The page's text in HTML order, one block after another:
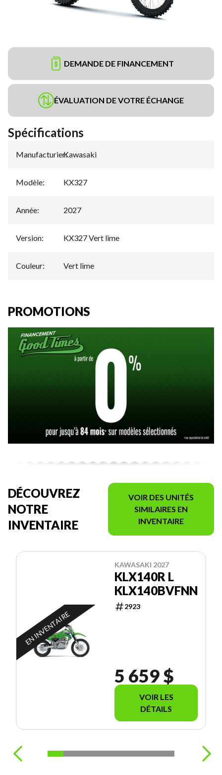
DEMANDE DE FINANCEMENT
ÉVALUATION DE VOTRE ÉCHANGE
Spécifications
Manufacturier:
Kawasaki
Modèle: KX327
Année: 2027
Version: KX327 Vert lime
Couleur: Vert lime
PROMOTIONS
DÉCOUVREZ
NOTRE
INVENTAIRE
VOIR DES UNITÉS
SIMILAIRES EN
INVENTAIRE
EN INVENTAIRE
KAWASAKI 2027
KLX140R L
KLX140BVFNN
2923
5 659 $
VOIR LES
DÉTAILS